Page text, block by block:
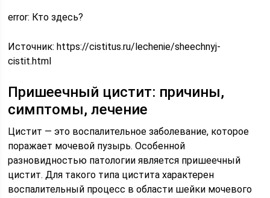
error: Кто здесь?
Источник:https://cistitus.ru/lechenie/sheechnyj-
cistit.html
Пришеечный цистит: причины,
симптомы, лечение
Цистит — это воспалительное заболевание, которое
поражает мочевой пузырь. Особенной
разновидностью патологии является пришеечный
цистит. Для такого типа цистита характерен
воспалительный процесс в области шейки мочевого